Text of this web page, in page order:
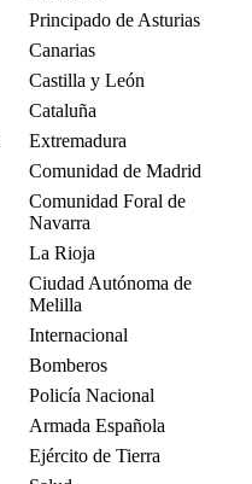
Principado de Asturias
Canarias
Castilla y León
Cataluña
Extremadura
Comunidad de Madrid
Comunidad Foral de
Navarra
La Rioja
Ciudad Autónoma de
Melilla
Internacional
Bomberos
Policía Nacional
Armada Española
Ejército de Tierra